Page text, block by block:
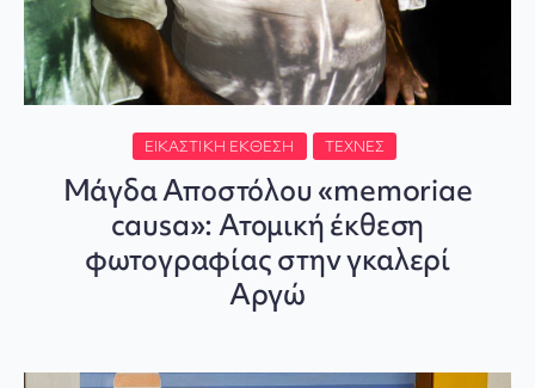
ΕΙΚΑΣΤΙΚΉ ΈΚΘΕΣΗ ΤΈΧΝΕΣ
Μάγδα Αποστόλου «memoriae
causa»: Ατομική έκθεση
φωτογραφίας στην γκαλερί
Αργώ